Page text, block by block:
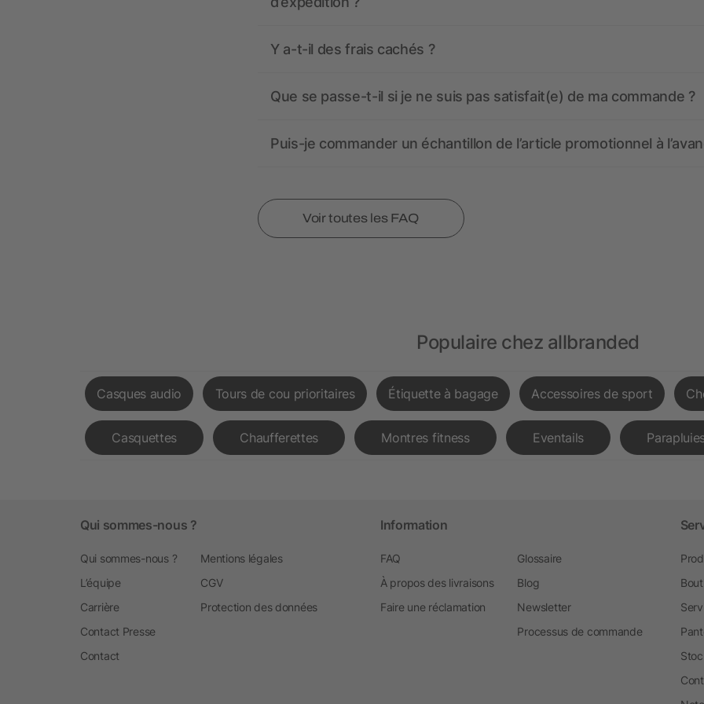
Y a-t-il des frais cachés ?
Que se passe-t-il si je ne suis pas satisfait(e) de ma commande ?
Puis-je commander un échantillon de l’article promotionnel à
Voir toutes les FAQ
Populaire chez allbranded
Casques audio Tours de cou prioritaires Étiquette à bagage Accessoires de sport
Casquettes Chaufferettes Montres fitness Eventails
Qui sommes-nous ?
Qui sommes-nous ?
L’équipe
Carrière
Contact Presse
Contact
Mentions légales
CGV
Protection des données
Information
FAQ
À propos des livraisons
Faire une réclamation
Glossaire
Blog
Newsletter
Processus de commande